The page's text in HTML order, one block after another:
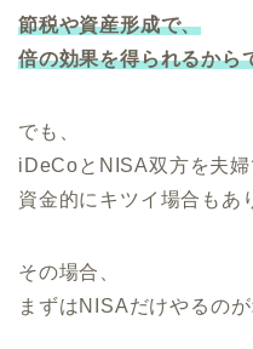
節税や資産形成で、
倍の効果を得られるから
でも、
iDeCoとNISA双方を夫婦
資金的にキツイ場合もあ
その場合、
まずはNISAだけやるのが